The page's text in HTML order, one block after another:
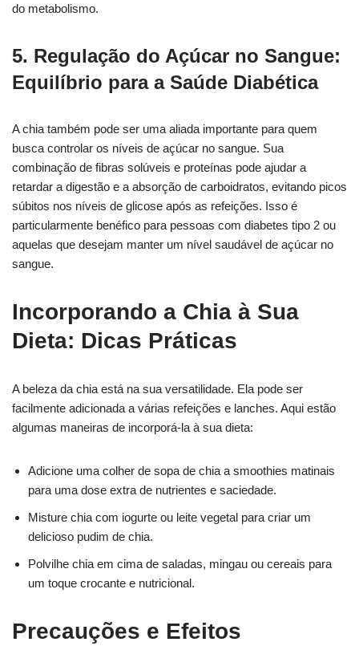
do metabolismo.
5. Regulação do Açúcar no Sangue:
Equilíbrio para a Saúde Diabética
A chia também pode ser uma aliada importante para quem
busca controlar os níveis de açúcar no sangue. Sua
combinação de fibras solúveis e proteínas pode ajudar a
retardar a digestão e a absorção de carboidratos, evitando picos
súbitos nos níveis de glicose após as refeições. Isso é
particularmente benéfico para pessoas com diabetes tipo 2 ou
aquelas que desejam manter um nível saudável de açúcar no
sangue.
Incorporando a Chia à Sua
Dieta: Dicas Práticas
A beleza da chia está na sua versatilidade. Ela pode ser
facilmente adicionada a várias refeições e lanches. Aqui estão
algumas maneiras de incorporá-la à sua dieta:
Adicione uma colher de sopa de chia a smoothies matinais
para uma dose extra de nutrientes e saciedade.
Misture chia com iogurte ou leite vegetal para criar um
delicioso pudim de chia.
Polvilhe chia em cima de saladas, mingau ou cereais para
um toque crocante e nutricional.
Precauções e Efeitos